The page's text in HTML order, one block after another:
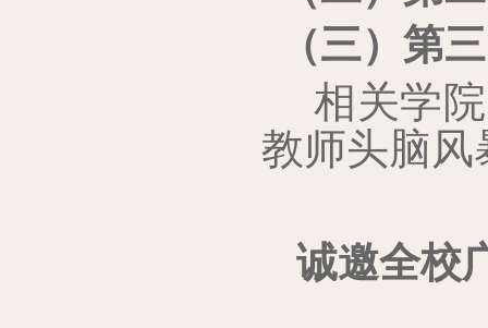
（三）第
相关学
教师头脑风
诚邀全校